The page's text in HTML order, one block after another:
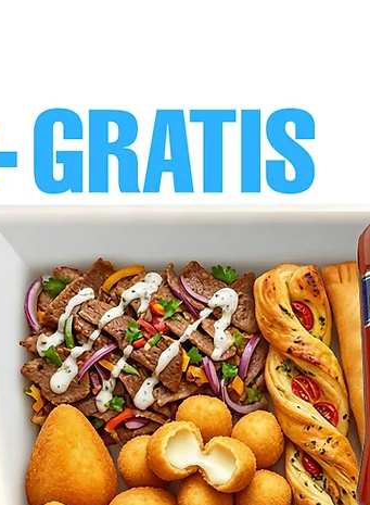
Nach der
Pfanne –
Garzeit: 8–10 Min.
(Basierend auf
Benötigte
entnehmen.
Bei mittlerer
Gelegentlich
reduzieren.